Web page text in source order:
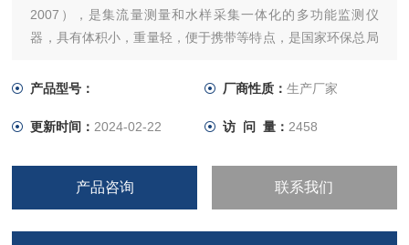
2007），是集流量测量和水样采集一体化的多功能监测仪
器，具有体积小，重量轻，便于携带等特点，是国家环保总局
厂、水利、水务及科研院所，对工业污染源排放口、江、河、
产品型号： 厂商性质： 生产厂家
更新时间： 2024-02-22 访 问 量： 2458
产品咨询 联系我们